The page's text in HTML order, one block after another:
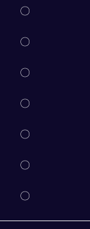
　〇
　〇
　〇
　〇
　〇
　〇
　〇